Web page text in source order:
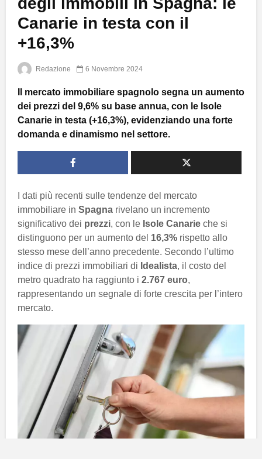
Canarie in testa con il
+16,3%
Redazione 6 Novembre 2024
Il mercato immobiliare spagnolo segna un aumento
dei prezzi del 9,6% su base annua, con le Isole
Canarie in testa (+16,3%), evidenziando una forte
domanda e dinamismo nel settore.
I dati più recenti sulle tendenze del mercato
immobiliare in Spagna rivelano un incremento
significativo dei prezzi, con le Isole Canarie che si
distinguono per un aumento del 16,3% rispetto allo
stesso mese dell’anno precedente. Secondo l’ultimo
indice di prezzi immobiliari di Idealista, il costo del
metro quadrato ha raggiunto i 2.767 euro,
rappresentando un segnale di forte crescita per l’intero
mercato.